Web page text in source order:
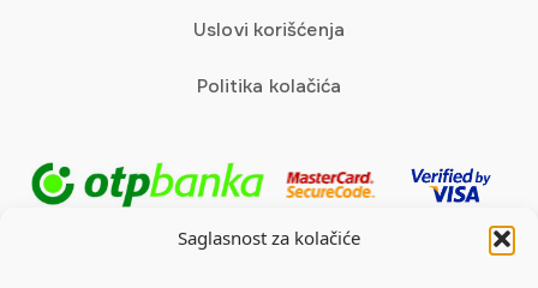
Saglasnost za kolačiće
Uslovi korišćenja
Politika kolačića